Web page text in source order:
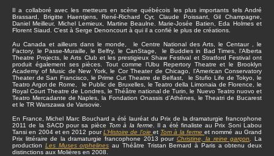
Il a collaboré avec les metteurs en scène québécois les plus importants tels André
Brassard, Brigitte Haentjens, René-Richard Cyr, Claude Poissant, Gil Champagne,
Daniel Meilleur, Michel Lemieux, Martine Beaulne. Marie-Josée Batien, Eda Holmes et
Florent Siaud. C'est à Serge Denoncourt à qui il a confié le plus de créations.
Au Canada et ailleurs dans le monde, le Centre National des Arts, le Centaur , le
Factory, le Passe-Muraille, le Belfry, le CanStage, le Buddies in Bad Times, l’Alberta
Theatre Projects, le Arts Club et les prestigieux Shaw Festival et Stratford Festival ont
produit également ses pièces. Tout comme l’Ubu Repertory Theatre et le Brooklyn
Academy of Music de New York, le Cor Theater de Chicago, l’American Conservatory
Theater de San Francisco, le Prime Cut Theatre de Belfast, le Stufio Life de Tokyo, le
Teatro Argot de Rome, le Public de Bruxelles, le Teatro della Limonaia de Florence, le
Royal Court Theatre de Londres, le Théâtre national de Turin, le Nuevo Teatro nuovo et
Teatro Mercadante de Naples, la Fondation Onassis d’Athènes, le Theatri de Bucarest
et le TR Warszawa de Varsovie.
En France, Michel Marc Bouchard a été lauréat du Prix de la dramaturgie francophone
2011 de la SACD pour sa pièce Tom à la ferme. Il a été finaliste au Prix Soni Labou
Tansi en 2004 et en 2012 pourL’Histoire de l’oie et Tom à la ferme et nommé au Grand
Prix littéraire de la dramaturgie francophone 2013 pour Christine, la reine garçon .La
production Les Muses orphelines au Théâtre Tristan Bernard à Paris a obtenu deux
distinctions aux Molières en 2008.